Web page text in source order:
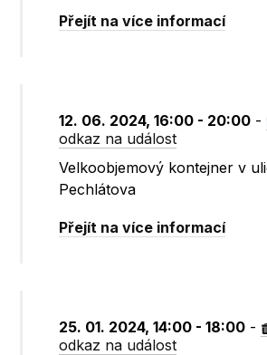
Přejít na více informací
12. 06. 2024, 16:00 - 20:00 -
odkaz na událost
Velkoobjemový kontejner v
Pechlátova
Přejít na více informací
25. 01. 2024, 14:00 - 18:00 -
odkaz na událost